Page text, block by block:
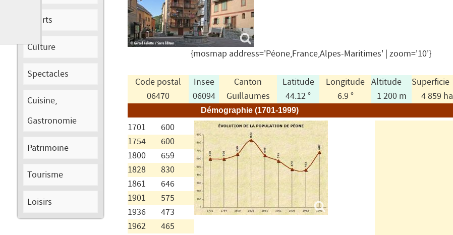
Sports
Culture
Spectacles
Cuisine,
Gastronomie
Patrimoine
Tourisme
Loisirs
{mosmap address='Péone,France,Alpes-Maritimes' | zoom='10'}
Code postal Insee Canton Latitude Longitude Altitude Superficie
06470
06094 Guillaumes 44.12 ° 6.9 ° 1 200 m 4 859 ha
Démographie (1701-1999)
1701
600
1754
600
1800
659
1828
830
1861
646
1901
575
1936
473
1962
465